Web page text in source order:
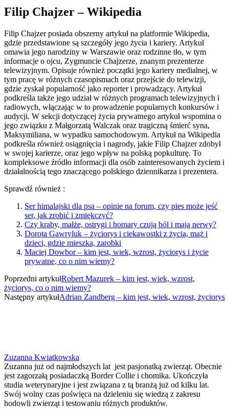
Filip Chajzer – Wikipedia
Filip Chajzer posiada obszerny artykuł na platformie Wikipedia,
gdzie przedstawione są szczegóły jego życia i kariery. Artykuł
omawia jego narodziny w Warszawie oraz rodzinne tło, w tym
informacje o ojcu, Zygmuncie Chajzerze, znanym prezenterze
telewizyjnym. Opisuje również początki jego kariery medialnej, w
tym pracę w różnych czasopismach oraz przejście do telewizji,
gdzie zyskał popularność jako reporter i prowadzący. Artykuł
podkreśla także jego udział w różnych programach telewizyjnych i
radiowych, włączając w to prowadzenie popularnych konkursów i
audycji. W sekcji dotyczącej życia prywatnego artykuł wspomina o
jego związku z Małgorzatą Walczak oraz tragiczną śmierć syna,
Maksymiliana, w wypadku samochodowym. Artykuł na Wikipedia
podkreśla również osiągnięcia i nagrody, jakie Filip Chajzer zdobył
w swojej karierze, oraz jego wpływ na polską popkulturę. To
kompleksowe źródło informacji dla osób zainteresowanych życiem i
działalnością tego znaczącego polskiego dziennikarza i prezentera.
Sprawdź również :
Ser himalajski dla psa – opinie na forum, czy pies może jeść
ser, jak zrobić i zmiękczyć?
Czy kraby, małże, ostrygi i homary czują ból i mają nerwy?
Dorota Gawryluk – życiorys i ciekawostki z życia, mąż i
dzieci, gdzie mieszka, zarobki
Maciej Dowbor – kim jest, wiek, wzrost, życiorys i życie
prywatne, co o nim wiemy?
Poprzedni artykułRobert Mazurek – kim jest, wiek, wzrost,
życiorys, co o nim wiemy?
Następny artykułAdrian Zandberg – kim jest, wiek, wzrost, życiorys
Zuzanna Kwiatkowska
Zuzanna już od najmłodszych lat jest pasjonatką zwierząt. Obecnie
jest zagorzałą posiadaczką Border Collie i chomika. Ukończyła
studia weterynaryjne i jest związana z tą branżą już od kilku lat.
Swój wolny czas poświęca na dzieleniu się wiedzą z zakresu
hodowli zwierząt i testowaniu różnych produktów.